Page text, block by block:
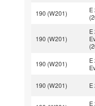
190 (W201)
E
190 (W201)
E
190 (W201)
E
190 (W201) E
E